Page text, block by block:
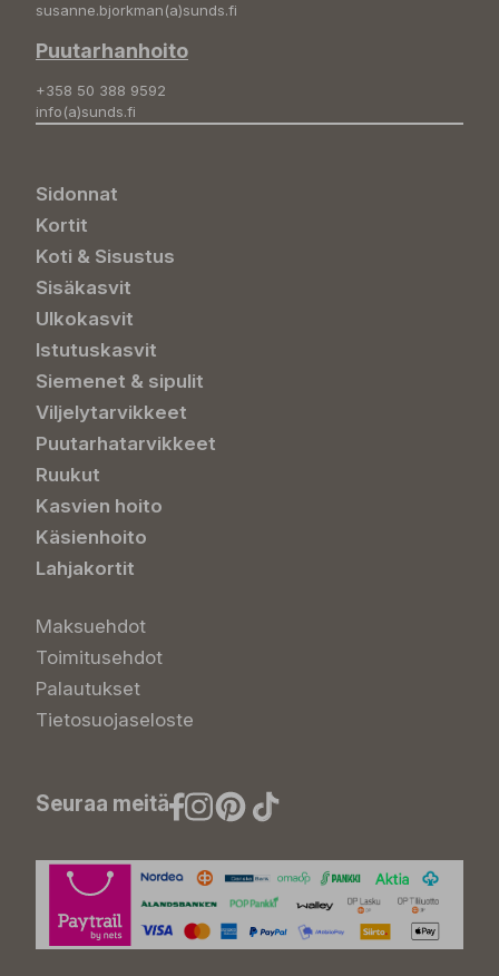
susanne.bjorkman(a)sunds.fi
Puutarhanhoito
+358 50 388 9592
info(a)sunds.fi
Sidonnat
Kortit
Koti & Sisustus
Sisäkasvit
Ulkokasvit
Istutuskasvit
Siemenet & sipulit
Viljelytarvikkeet
Puutarhatarvikkeet
Ruukut
Kasvien hoito
Käsienhoito
Lahjakortit
Maksuehdot
Toimitusehdot
Palautukset
Tietosuojaseloste
Seuraa meitä